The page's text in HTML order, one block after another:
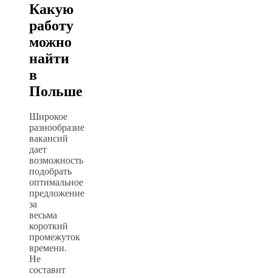
Какую
работу
можно
найти
в
Польше
Широкое
разнообразие
вакансий
дает
возможность
подобрать
оптимальное
предложение
за
весьма
короткий
промежуток
времени.
Не
составит